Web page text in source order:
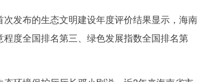
发布的生态文明建设年度评价结果显示，海南
度全国排名第三、绿色发展指数全国排名第